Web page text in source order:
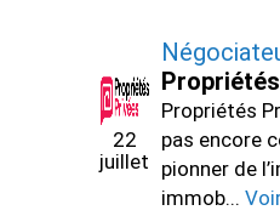
22
juillet
Propriétés
pas encore
pionner de
immob...